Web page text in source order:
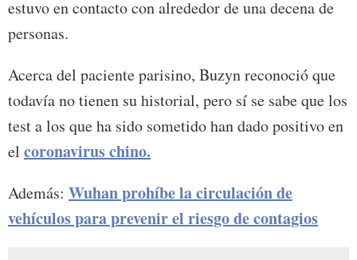
estuvo en contacto con alrededor de una decena de
personas.
Acerca del paciente parisino, Buzyn reconoció que
todavía no tienen su historial, pero sí se sabe que los
test a los que ha sido sometido han dado positivo en
el coronavirus chino.
Además: Wuhan prohíbe la circulación de
vehículos para prevenir el riesgo de contagios